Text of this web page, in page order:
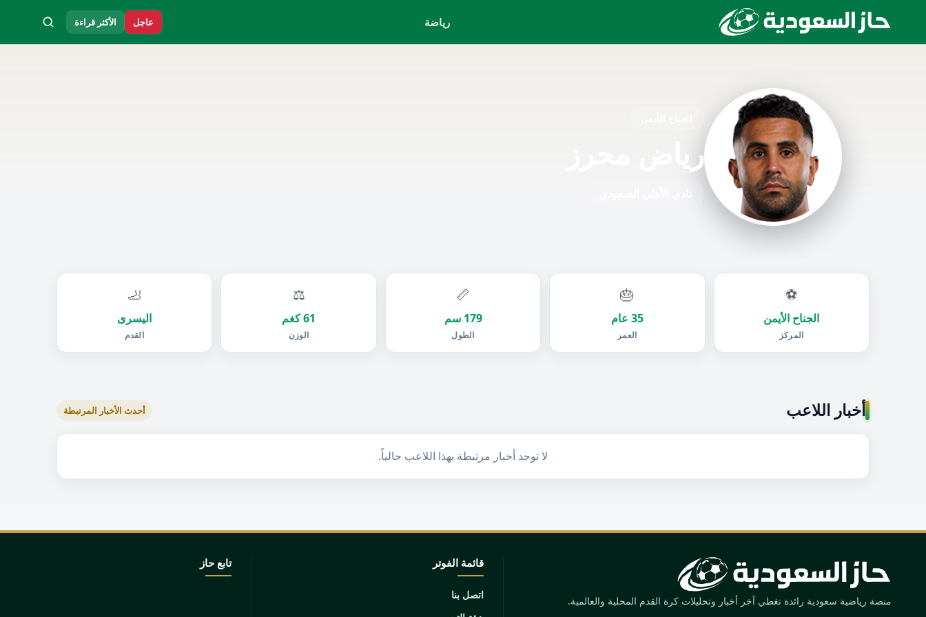
رياضة عاجل الأكثر قراءة
رياض محرز
⚽
الجناح الأيمن
المركز
🎂
35 عام
العمر
📏
179 سم
الطول
⚖️
61 كغم
الوزن
🦶
اليسرى
القدم
أخبار اللاعب أحدث الأخبار المرتبطة
لا توجد أخبار مرتبطة بهذا اللاعب حالياً.
منصة رياضية سعودية رائدة تغطي آخر أخبار وتحليلات كرة القدم المحلية والعالمية.
قائمة الفوتر
اتصل بنا
تابع حاز